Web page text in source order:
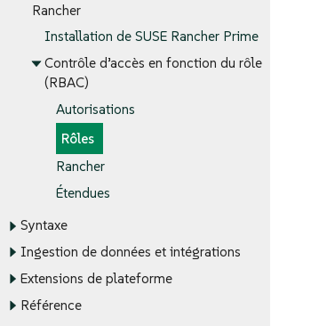
Rancher
Installation de SUSE Rancher Prime
Contrôle d’accès en fonction du rôle
(RBAC)
Autorisations
Rôles
Rancher
Étendues
Syntaxe
Ingestion de données et intégrations
Extensions de plateforme
Référence